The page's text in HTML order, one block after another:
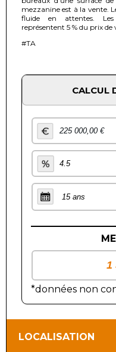
mezzanine est à la vente.
fluide en attentes. Les
représentent 5 % du prix de
#TA
CALCUL
*données non
LOCALISATION